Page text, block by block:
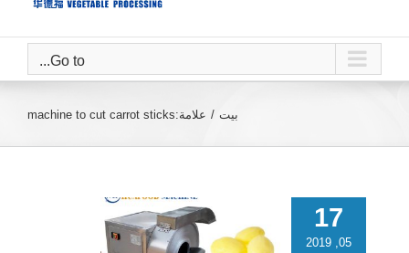
Go to...
بيت علامة:machine to cut carrot sticks
17
05, 2019